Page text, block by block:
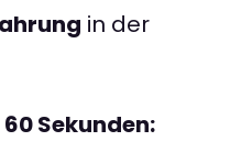
in der
Sekunden: